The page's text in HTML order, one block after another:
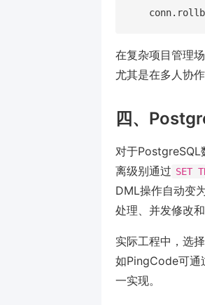
在复杂项目管理
尤其是在多人协
四、
对于PostgreSQL
离级别通过 SET
DML操作自动变
处理、并发修改
实际工程中，选
如PingCode可通
一实现。